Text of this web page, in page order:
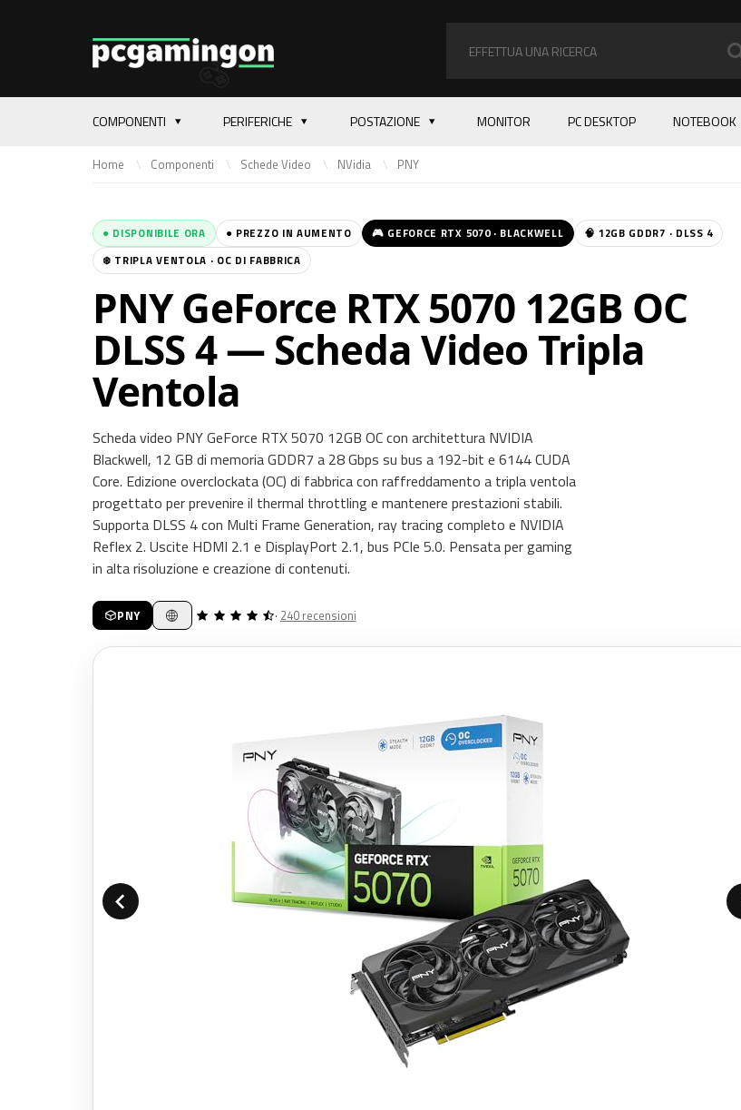
COMPONENTI PERIFERICHE POSTAZIONE MONITOR PC DESKTOP NOTEBOOK
Home Componenti Schede Video NVidia PNY
● DISPONIBILE ORA ● PREZZO IN AUMENTO 🎮 GEFORCE RTX 5070 · BLACKWELL
🧠 12GB GDDR7 · DLSS 4
❄️ TRIPLA VENTOLA · OC DI FABBRICA
PNY GeForce RTX 5070 12GB OC
DLSS 4 — Scheda Video Tripla
Ventola
Scheda video PNY GeForce RTX 5070 12GB OC con architettura NVIDIA
Blackwell, 12 GB di memoria GDDR7 a 28 Gbps su bus a 192-bit e 6144 CUDA
Core. Edizione overclockata (OC) di fabbrica con raffreddamento a tripla ventola
progettato per prevenire il thermal throttling e mantenere prestazioni stabili.
Supporta DLSS 4 con Multi Frame Generation, ray tracing completo e NVIDIA
Reflex 2. Uscite HDMI 2.1 e DisplayPort 2.1, bus PCIe 5.0. Pensata per gaming
in alta risoluzione e creazione di contenuti.
PNY · 240 recensioni